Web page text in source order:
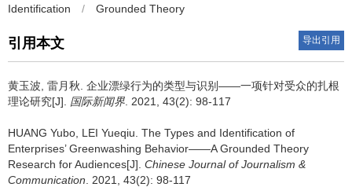
Identification
/ Grounded Theory
引用本文 导出引用
黄玉波 雷月秋 企业漂绿行为的类型与识别——一项针对受众的扎根
理论研究[J]. 国际新闻界 . 2021, 43(2): 98-117
HUANG Yubo LEI Yueqiu The Types and Identification of
Enterprises’ Greenwashing Behavior——A Grounded Theory
Research for Audiences[J]. Chinese Journal of Journalism &
Communication . 2021, 43(2): 98-117